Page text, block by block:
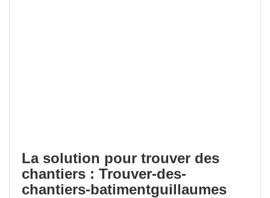
La solution pour trouver des
chantiers : Trouver-des-
chantiers-batimentguillaumes